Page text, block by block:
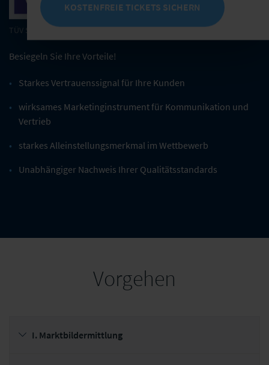
TÜV Saarland
Besiegeln Sie Ihre Vorteile!
Starkes Vertrauenssignal für Ihre Kunden
wirksames Marketinginstrument für Kommunikation und
Vertrieb
starkes Alleinstellungsmerkmal im Wettbewerb
Unabhängiger Nachweis Ihrer Qualitätsstandards
Vorgehen
I. Marktbildermittlung
KOSTENFREIE TICKETS SICHERN